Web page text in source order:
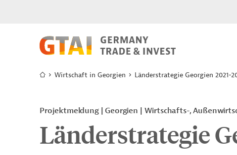
Wirtschaft in Georgien Länderstrategie Georgien 2021-
Projektmeldung Georgien Wirtschafts-,
Länderstrategie